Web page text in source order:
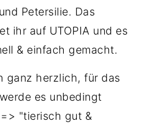
Petersilie. Das
ihr auf UTOPIA und es
& einfach gemacht.
ganz herzlich, für das
es unbedingt
"tierisch gut &